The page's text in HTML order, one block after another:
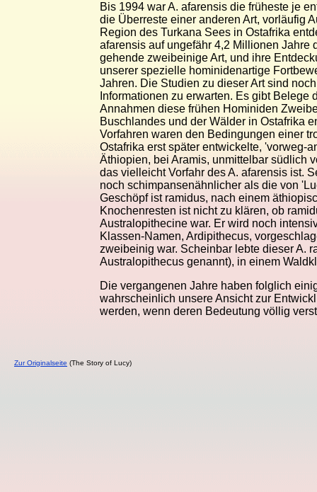
Bis 1994 war A. afarensis die früheste je
die Überreste einer anderen Art, vorläufig
Region des Turkana Sees in Ostafrika
afarensis auf ungefähr 4,2 Millionen Jahre
gehende zweibeinige Art, und ihre
unserer spezielle hominidenartige
Jahren. Die Studien zu dieser Art sind
Informationen zu erwarten. Es gibt Belege
Annahmen diese frühen Hominiden
Buschlandes und der Wälder in Ostafrika
Vorfahren waren den Bedingungen einer
Ostafrika erst später entwickelte, 'vorweg-
Äthiopien, bei Aramis, unmittelbar südlich
das vielleicht Vorfahr des A. afarensis ist.
noch schimpansenähnlicher als die von
Geschöpf ist ramidus, nach einem
Knochenresten ist nicht zu klären, ob
Australopithecine war. Er wird noch
Klassen-Namen, Ardipithecus,
zweibeinig war. Scheinbar lebte dieser A.
Australopithecus genannt), in einem
Die vergangenen Jahre haben folglich
wahrscheinlich unsere Ansicht zur
werden, wenn deren Bedeutung völlig
Zur Originalseite (The Story of Lucy)